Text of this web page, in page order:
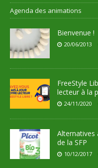
Agenda des animations
Bienvenue !
20/06/2013
FreeStyle
lecteur à la
24/11/2020
Alternatives
de la SFP
10/12/2017